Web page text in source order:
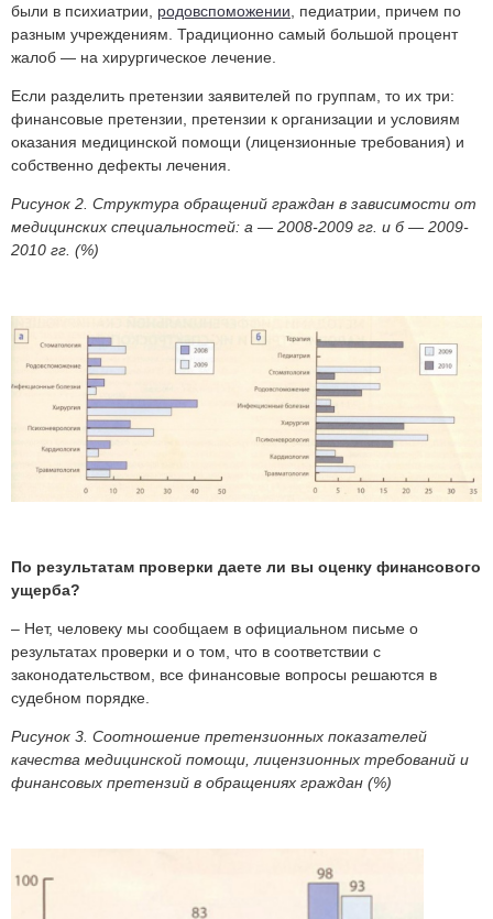
были в психиатрии, родовспоможении , педиатрии, причем по
разным учреждениям. Традиционно самый большой процент
жалоб — на хирургическое лечение.
Если разделить претензии заявителей по группам, то их три:
финансовые претензии, претензии к организации и условиям
оказания медицинской помощи (лицензионные требования) и
собственно дефекты лечения.
Рисунок 2. Структура обращений граждан в зависимости от
медицинских специальностей: а — 2008-2009 гг. и б — 2009-
2010 гг. (%)
По результатам проверки даете ли вы оценку финансового
ущерба?
– Нет, человеку мы сообщаем в официальном письме о
результатах проверки и о том, что в соответствии с
законодательством, все финансовые вопросы решаются в
судебном порядке.
Рисунок 3. Соотношение претензионных показателей
качества медицинской помощи, лицензионных требований и
финансовых претензий в обращениях граждан (%)